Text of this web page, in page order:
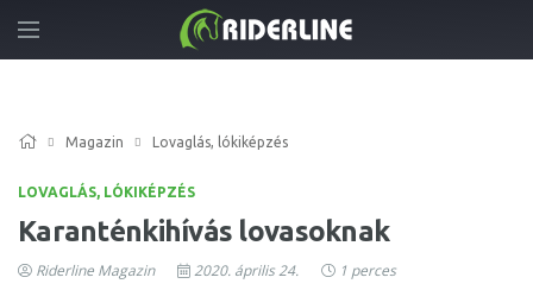
Magazin Lovaglás, lókiképzés
LOVAGLÁS, LÓKIKÉPZÉS
Karanténkihívás lovasoknak
Riderline Magazin 2020. április 24. 1 perces